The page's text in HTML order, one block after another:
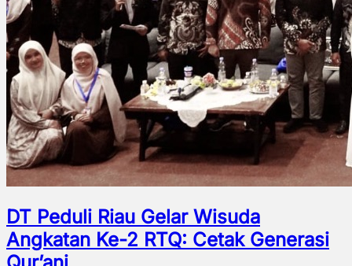
DT Peduli Riau Gelar Wisuda
Angkatan Ke-2 RTQ: Cetak Generasi